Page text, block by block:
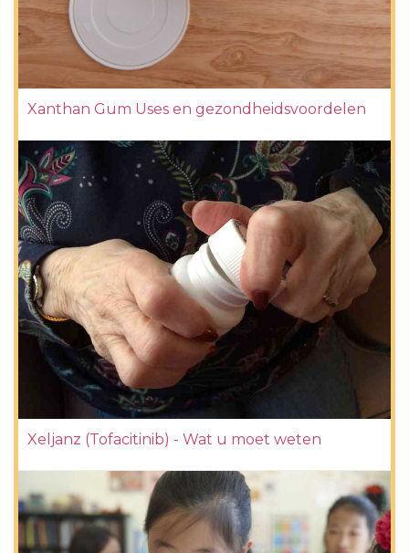
Xanthan Gum Uses en gezondheidsvoordelen
Xeljanz (Tofacitinib) - Wat u moet weten